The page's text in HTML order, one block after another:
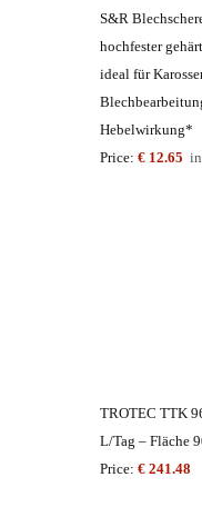
S&R
hochfester
ideal für
Hebelwirkung*
Price: € 12.65
TROTEC TTK
L/Tag – Fläche
Price: € 241.48